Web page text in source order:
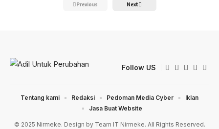
Previous Next
Follow US
© 2025 Nirmeke. Design by Team IT Nirmeke. All Rights Reserved.
Tentang kami Redaksi Pedoman Media Cyber
Iklan
Jasa Buat Website